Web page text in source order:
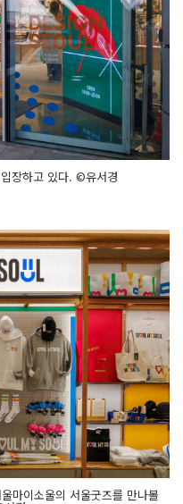
장하고 있다. ©유서경
마이소울의 서울굿즈를 만나볼